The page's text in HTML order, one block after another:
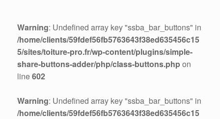
Warning: Undefined array key "ssba_bar_buttons" in
/home/clients/59fdef56fb5763643f38ed635456c15
5/sites/toiture-pro.fr/wp-content/plugins/simple-
share-buttons-adder/php/class-buttons.php on
line602
Warning: Undefined array key "ssba_bar_buttons" in
/home/clients/59fdef56fb5763643f38ed635456c15